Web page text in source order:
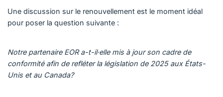
Une discussion sur le renouvellement est le moment idéal
pour poser la question suivante :
Notre partenaire EOR a-t-il·elle mis à jour son cadre de
conformité afin de refléter la législation de 2025 aux États-
Unis et au Canada?